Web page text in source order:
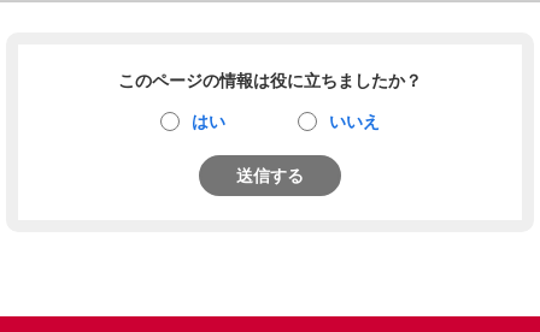
このページの情報は役に立ちましたか？
はい いいえ
送信する